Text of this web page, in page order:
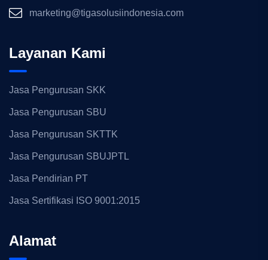
marketing@tigasolusiindonesia.com
Layanan Kami
Jasa Pengurusan SKK
Jasa Pengurusan SBU
Jasa Pengurusan SKTTK
Jasa Pengurusan SBUJPTL
Jasa Pendirian PT
Jasa Sertifikasi ISO 9001:2015
Alamat